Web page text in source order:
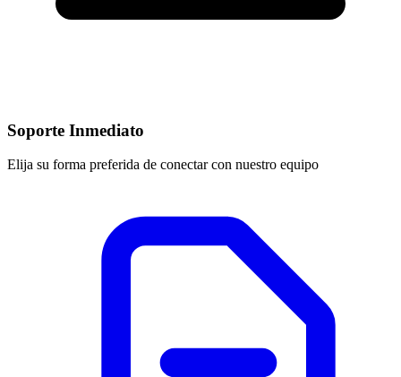
Soporte Inmediato
Elija su forma preferida de conectar con nuestro equipo